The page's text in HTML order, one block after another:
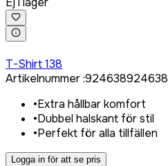
T-Shirt 138
Artikelnummer:924638924638
•Extra hållbar komfort
•Dubbel halskant för stil
•Perfekt för alla tillfällen
Logga in för att se pris